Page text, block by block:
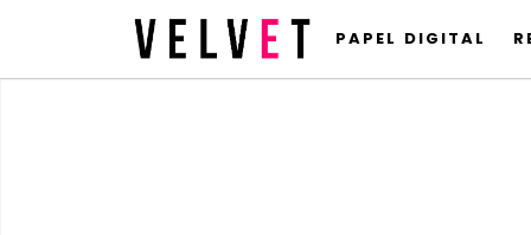
PAPEL DIGITAL